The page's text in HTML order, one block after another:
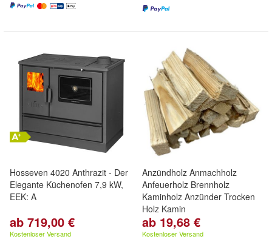
Hosseven 4020 Anthrazit - Der
Elegante Küchenofen 7,9 kW,
EEK: A
ab 719,00 €
Kostenloser Versand
Anzündholz Anmachholz
Anfeuerholz Brennholz
Kaminholz Anzünder Trocken
Holz Kamin
ab 19,68 €
Kostenloser Versand